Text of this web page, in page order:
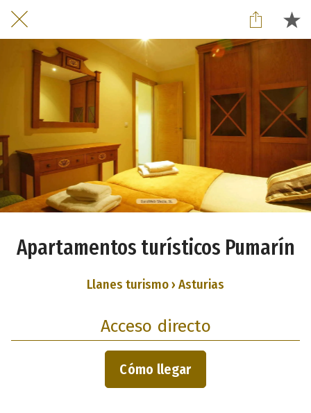
Apartamentos turísticos Pumarín
Llanes turismo › Asturias
Acceso directo
Cómo llegar